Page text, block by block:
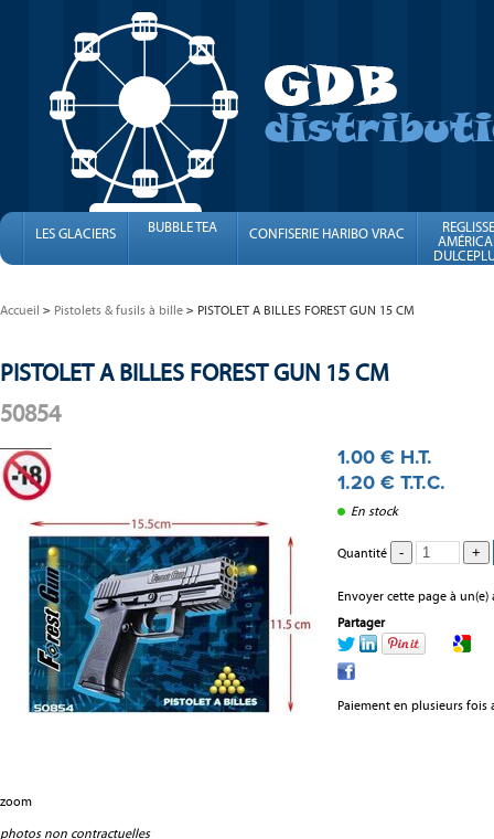
LES GLACIERS BUBBLE TEA CONFISERIE HARIBO VRAC
FINI
Accueil Pistolets & fusils à bille PISTOLET A BILLES FOREST GUN 15 CM
PISTOLET A BILLES FOREST GUN 15 CM
50854
zoom
photos non contractuelles
1 .00 € H.T.
1 .20 € T.T.C.
En stock
Quantité
Envoyer cette page à un(e)
Partager
Paiement en plusieurs fois